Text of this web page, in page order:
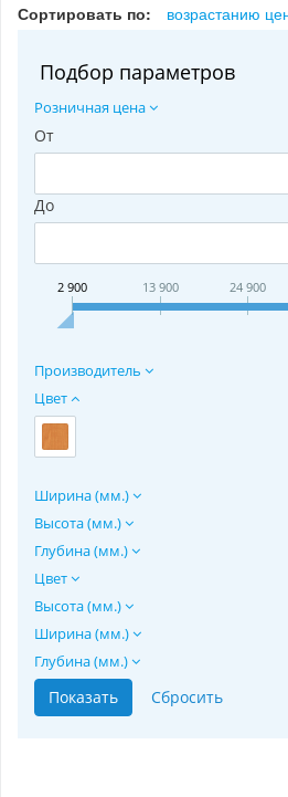
Сортировать по: возрастанию
Подбор параметров
Розничная цена
От
До
2 900 13 900 24 900
Производитель
Цвет
Ширина (мм.)
Высота (мм.)
Глубина (мм.)
Цвет
Высота (мм.)
Ширина (мм.)
Глубина (мм.)